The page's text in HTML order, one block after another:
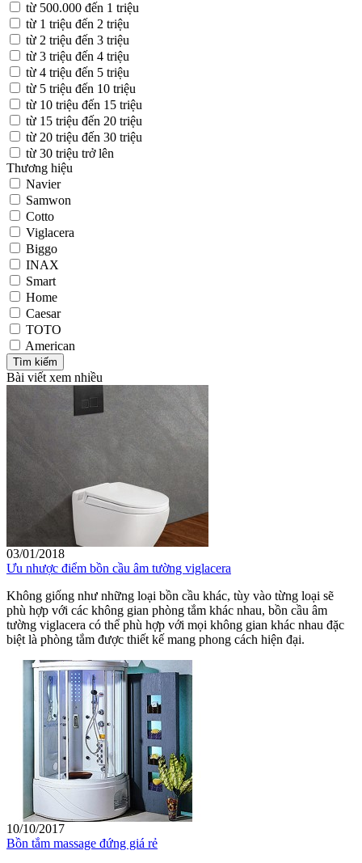
từ 500.000 đến 1 triệu
từ 1 triệu đến 2 triệu
từ 2 triệu đến 3 triệu
từ 3 triệu đến 4 triệu
từ 4 triệu đến 5 triệu
từ 5 triệu đến 10 triệu
từ 10 triệu đến 15 triệu
từ 15 triệu đến 20 triệu
từ 20 triệu đến 30 triệu
từ 30 triệu trở lên
Thương hiệu
Navier
Samwon
Cotto
Viglacera
Biggo
INAX
Smart
Home
Caesar
TOTO
American
Bài viết xem nhiều
03/01/2018
Ưu nhược điểm bồn cầu âm tường viglacera
Không giống như những loại bồn cầu khác, tùy vào từng loại sẽ
phù hợp với các không gian phòng tắm khác nhau, bồn cầu âm
tường viglacera có thể phù hợp với mọi không gian khác nhau đặc
biệt là phòng tắm được thiết kế mang phong cách hiện đại.
10/10/2017
Bồn tắm massage đứng giá rẻ